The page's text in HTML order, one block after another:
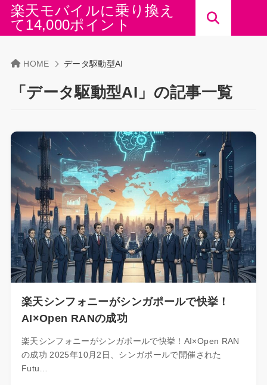
楽天モバイルに乗り換え
て14,000ポイント
HOME データ駆動型AI
「データ駆動型AI」の記事一覧
楽天シンフォニーがシンガポールで快挙！
AI×Open RANの成功
楽天シンフォニーがシンガポールで快挙！AI×Open RAN
の成功 2025年10月2日、シンガポールで開催された
Futu…